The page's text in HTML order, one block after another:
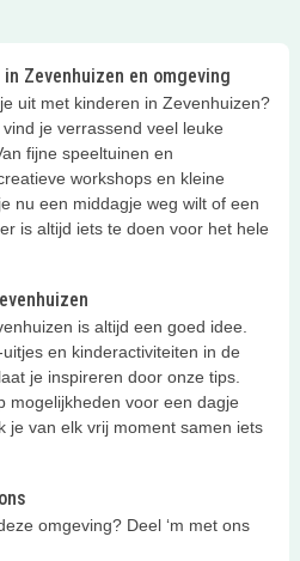
Zevenhuizen en omgeving
uit met kinderen in Zevenhuizen?
je verrassend veel leuke
fijne speeltuinen en
workshops en kleine
nu een middagje weg wilt of een
is altijd iets te doen voor het hele
is altijd een goed idee.
en kinderactiviteiten in de
je inspireren door onze tips.
mogelijkheden voor een dagje
je van elk vrij moment samen iets
omgeving? Deel ‘m met ons